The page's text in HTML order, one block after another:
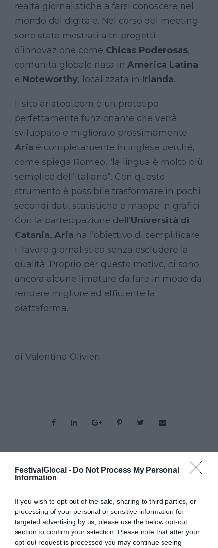
FestivalGlocal - Do Not Process My Personal
Information
If you wish to opt-out of the sale, sharing to third parties, or
processing of your personal or sensitive information for
targeted advertising by us, please use the below opt-out
section to confirm your selection. Please note that after your
opt-out request is processed you may continue seeing
realtà giornalistiche a farsi conoscere nel
mondo del digitale. Nel corso del meeting
sono state mostrati altri progetti
d’innovazione come Chicas Poderosas,
comunità globale nata in America Latina
e Noteworthy, localizzata in Irlanda.
Il sito ariatool.com è un prototipo
perfettamente funzionante che verrà
sviluppato e migliorato prossimamente.
Aria è completamente in inglese perché,
come spiega Romeo, “la lingua è molto più
semplice dell’italiano”. Con questo
strumento è possibile trasformare in pochi
secondi dati, statistiche e mappe in grafici.
Con la partecipazione dell’Università di
Catania, Aria ha l’obiettivo di semplificare
il lavoro giornalistico senza escludere la
qualità. Proprio per questo motivo, ci sono
ancora alcune limature da fare in modo da
rendere migliore ed efficiente la
piattaforma.
di Valentina Olivieri
CON IL SUPPORTO DI